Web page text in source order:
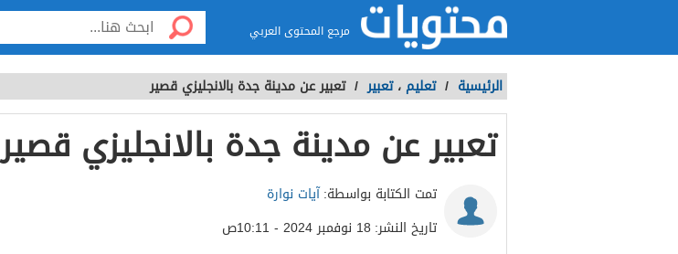
مرجع المحتوى العربي
الرئيسية / تعليم ، تعبير / تعبير عن مدينة جدة بالانجليزي قصير
تعبير عن مدينة جدة بالانجليزي قصير
تمت الكتابة بواسطة:آيات نوارة
تاريخ النشر: 18 نوفمبر 2024 - 10:11ص